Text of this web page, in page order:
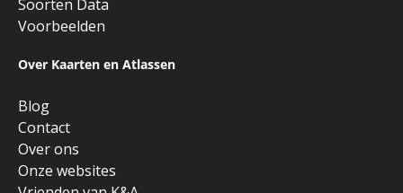
Soorten Data
Voorbeelden
Over Kaarten en Atlassen
Blog
Contact
Over ons
Onze websites